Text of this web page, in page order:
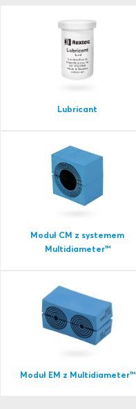
Lubricant
Moduł CM z systemem
Multidiameter™
Moduł EM z Multidiameter™